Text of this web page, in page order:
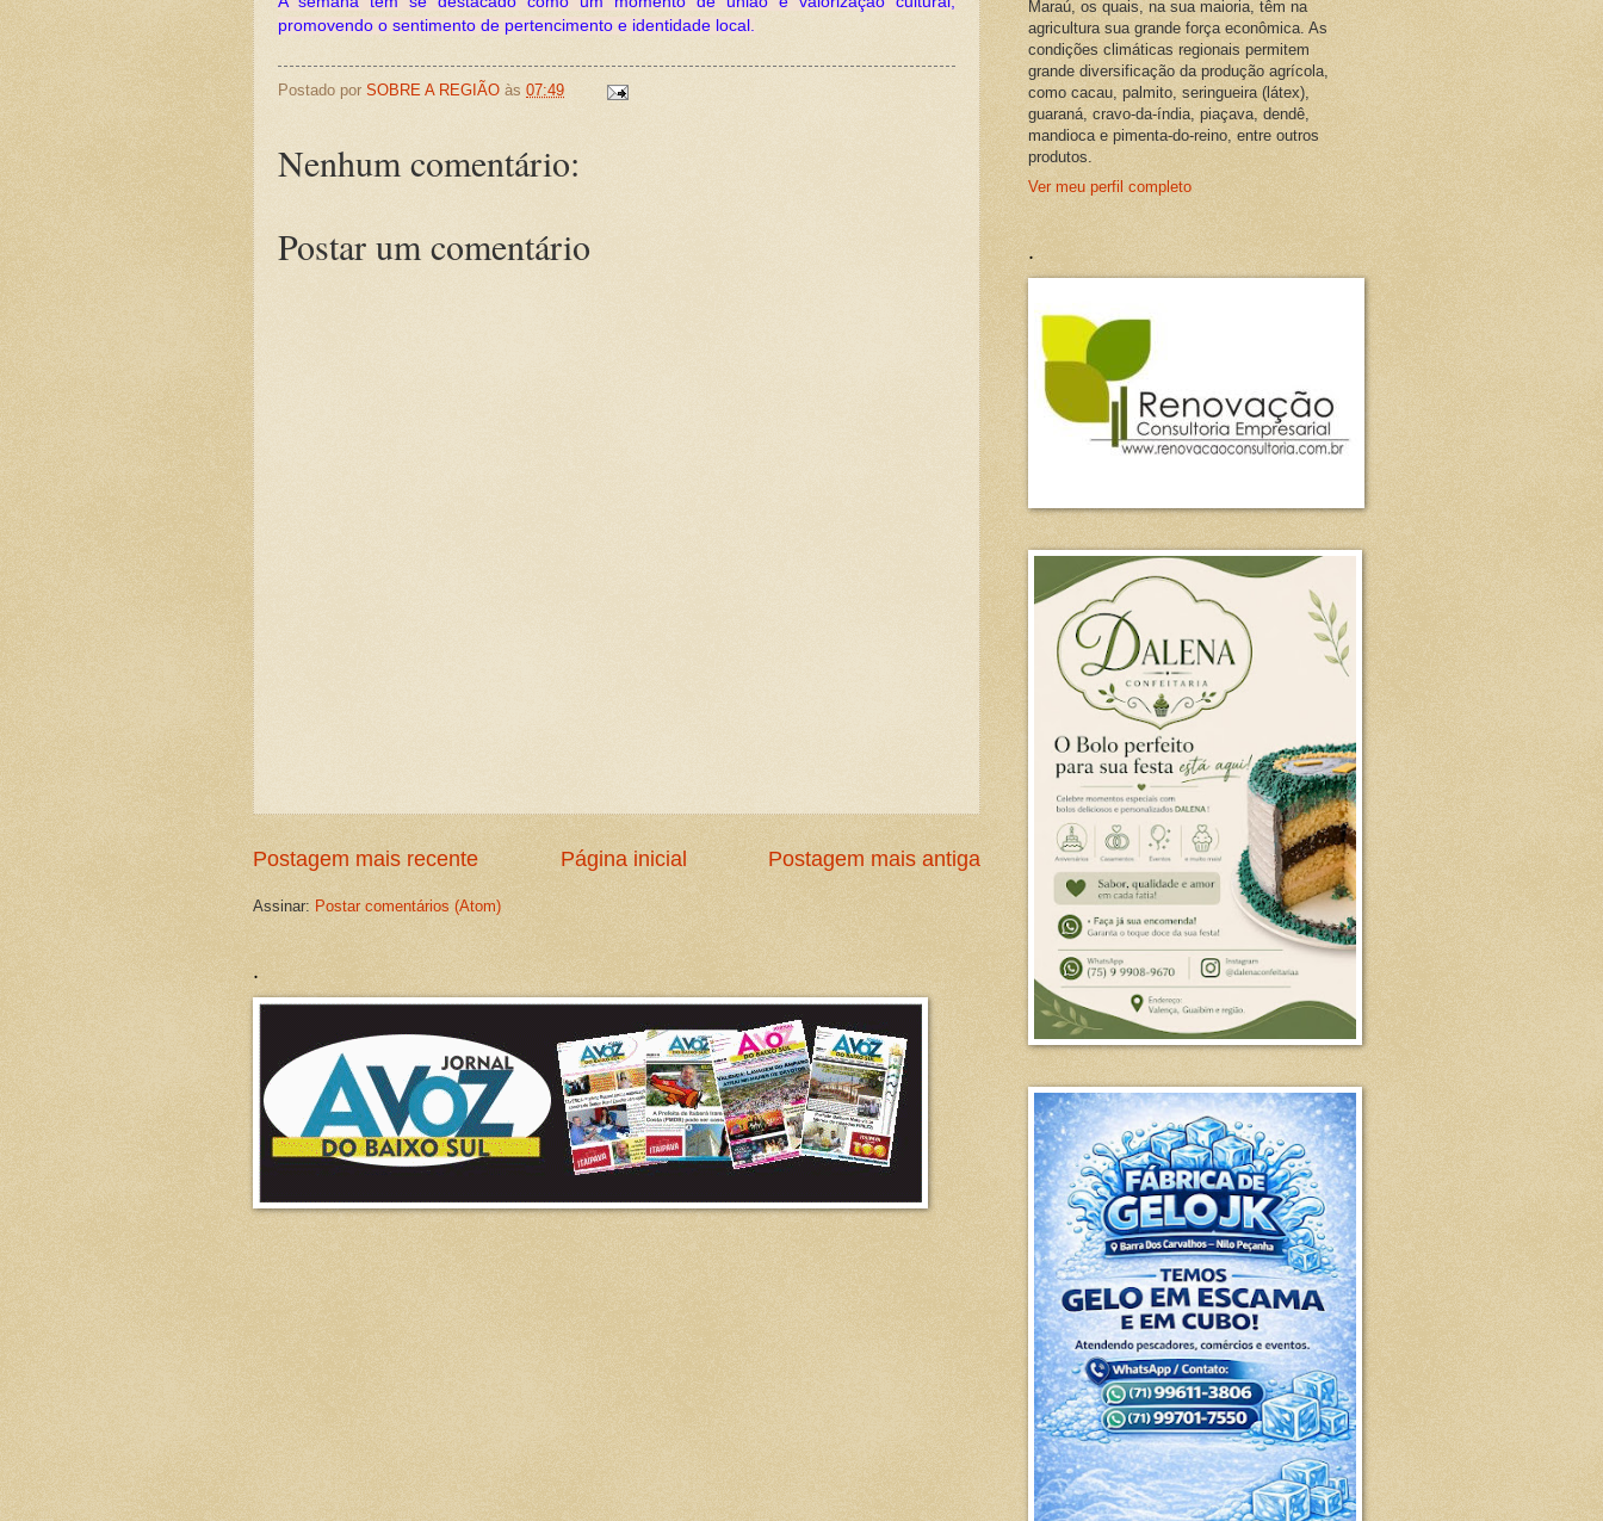
promovendo o sentimento de pertencimento e identidade local.
Postado por SOBRE A REGIÃO às 07:49
Nenhum comentário:
Postar um comentário
Postagem mais recente Postagem mais antiga
Página inicial
Assinar: Postar comentários (Atom)
.
Maraú, os quais, na sua maioria, têm na
agricultura sua grande força econômica. As
condições climáticas regionais permitem
grande diversificação da produção agrícola,
como cacau, palmito, seringueira (látex),
guaraná, cravo-da-índia, piaçava, dendê,
mandioca e pimenta-do-reino, entre outros
produtos.
Ver meu perfil completo
.